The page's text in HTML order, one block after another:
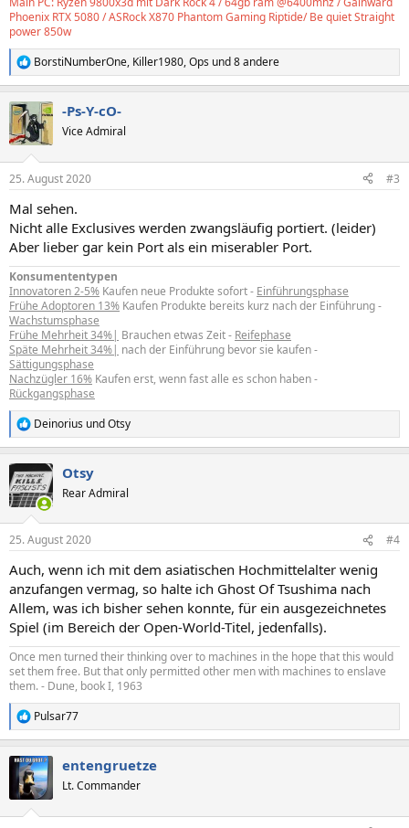
Phoenix RTX 5080 / ASRock X870 Phantom Gaming Riptide/ Be quiet Straight
power 850w
R
e
k
t
i
e
:
BorstiNumberOne, Killer1980,Ops und 8 andere
-Ps-Y-cO-
Vice Admiral
25. August 2020 #3
Mal sehen.
Nicht alle Exclusives werden zwangsläufig portiert. (leider)
Aber lieber gar kein Port als ein miserabler Port.
Konsumententypen
Innovatoren 2-5% Kaufen neue Produkte sofort - Einführungsphase
Frühe Adoptoren 13% Kaufen Produkte bereits kurz nach der Einführung -
Wachstumsphase
Frühe Mehrheit 34%| Brauchen etwas Zeit - Reifephase
Späte Mehrheit 34%| nach der Einführung bevor sie kaufen -
Sättigungsphase
Nachzügler 16% Kaufen erst, wenn fast alle es schon haben -
Rückgangsphase
R
e
k
t
i
e
:
Deinorius undOtsy
Otsy
Rear Admiral
25. August 2020 #4
Auch, wenn ich mit dem asiatischen Hochmittelalter wenig
anzufangen vermag, so halte ich Ghost Of Tsushima nach
Allem, was ich bisher sehen konnte, für ein ausgezeichnetes
Spiel (im Bereich der Open-World-Titel, jedenfalls).
Once men turned their thinking over to machines in the hope that this would
set them free. But that only permitted other men with machines to enslave
them. - Dune, book I, 1963
R
e
k
t
i
Pulsar77
entengruetze
Lt. Commander